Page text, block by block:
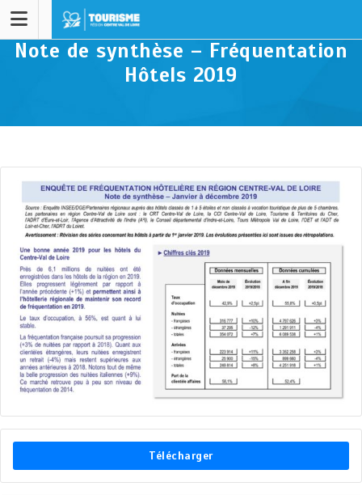
Note de synthèse – Fréquentation
Hôtels 2019
Télécharger